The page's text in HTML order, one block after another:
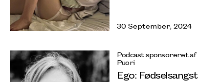
30 September, 2024
Podcast sponsoreret af
Puori
Ego: Fødselsangst